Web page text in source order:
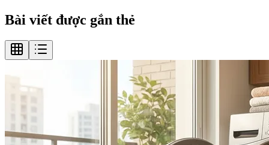
Bài viết được gắn thẻ